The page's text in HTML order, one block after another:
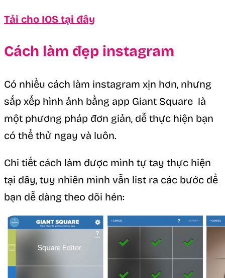
Tải cho IOS tại đây
Cách làm đẹp instagram
Có nhiều cách làm instagram xịn hơn, nhưng
sắp xếp hình ảnh bằng app Giant Square là
một phương pháp đơn giản, dễ thực hiện bạn
có thể thử ngay và luôn.
Chi tiết cách làm được mình tự tay thực hiện
tại đây, tuy nhiên mình vẫn list ra các bước để
bạn dễ dàng theo dõi hén: